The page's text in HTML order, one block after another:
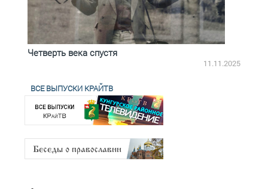
Четверть века спустя
11.11.2025
ВСЕ ВЫПУСКИ КРАЙТВ